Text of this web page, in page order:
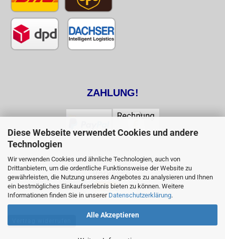
Diese Webseite verwendet Cookies und andere
Technologien
Wir verwenden Cookies und ähnliche Technologien, auch von
Drittanbietern, um die ordentliche Funktionsweise der Website zu
gewährleisten, die Nutzung unseres Angebotes zu analysieren und Ihnen
ein bestmögliches Einkaufserlebnis bieten zu können. Weitere
Informationen finden Sie in unserer Datenschutzerklärung.
Alle Akzeptieren
ZAHLUNG!